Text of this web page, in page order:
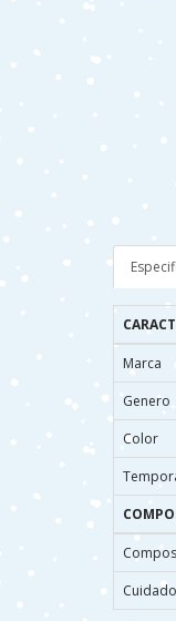
Marca
Genero
Color